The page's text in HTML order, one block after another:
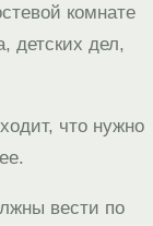
комнате
детских дел,
что нужно
вести по